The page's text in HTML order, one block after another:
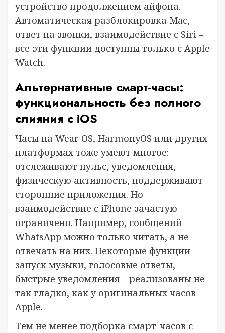
устройство продолжением айфона.
Автоматическая разблокировка Mac,
ответ на звонки, взаимодействие с Siri –
все эти функции доступны только с Apple
Watch.
Альтернативные смарт-часы:
функциональность без полного
слияния с iOS
Часы на Wear OS, HarmonyOS или других
платформах тоже умеют многое:
отслеживают пульс, уведомления,
физическую активность, поддерживают
сторонние приложения. Но
взаимодействие с iPhone зачастую
ограничено. Например, сообщений
WhatsApp можно только читать, а не
отвечать на них. Некоторые функции –
запуск музыки, голосовые ответы,
быстрые уведомления – реализованы не
так гладко, как у оригинальных часов
Apple.
Тем не менее подборка смарт-часов с